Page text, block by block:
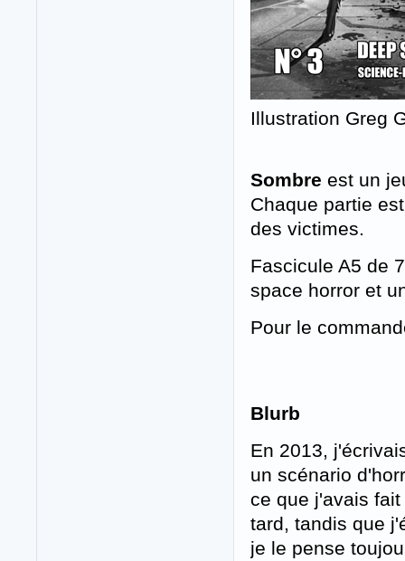
Illustration Greg
Sombre est un
Chaque partie
des victimes.
Fascicule A5 de
space horror et
Pour le
Blurb
En 2013,
un scénario
ce que j'avais
tard, tandis que
je le pense